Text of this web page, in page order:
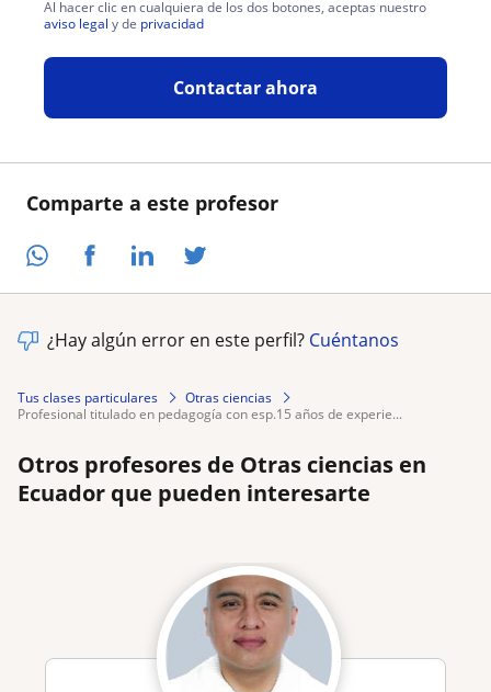
Comparte a este profesor
Al hacer clic en cualquiera de los dos botones, aceptas nuestro
aviso legal y de privacidad
Contactar ahora
¿Hay algún error en este perfil? Cuéntanos
Tus clases particulares
Otras ciencias
profesional titulado en pedagogía con esp.15 años de experie...
Otros profesores de Otras ciencias en
Ecuador que pueden interesarte